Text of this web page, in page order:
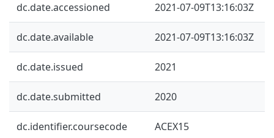
dc.date.accessioned 2021-07-09T13:16:03Z
dc.date.available 2021-07-09T13:16:03Z
dc.date.issued 2021
dc.date.submitted 2020
dc.identifier.coursecode ACEX15